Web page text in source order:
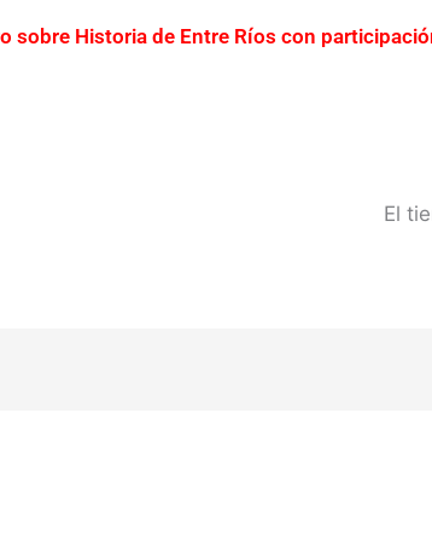
sobre Historia de Entre Ríos con
El